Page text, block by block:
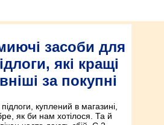
засоби для
які кращі
за покупні
куплений в магазині,
як би нам хотілося. Та й